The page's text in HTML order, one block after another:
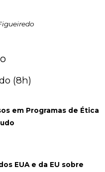
(8h)
em Programas de Ética
EUA e da EU sobre